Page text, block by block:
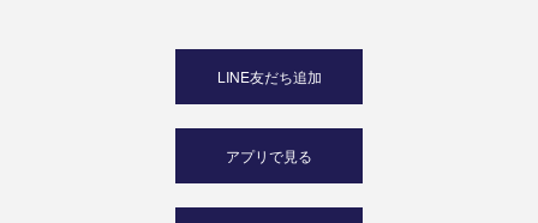
LINE友だち追加
アプリで見る